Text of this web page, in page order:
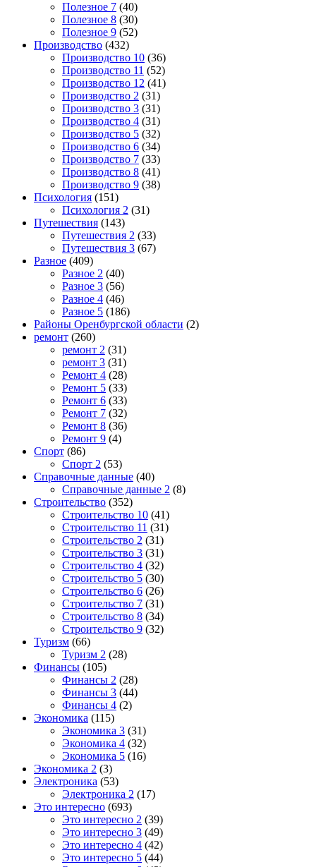
Полезное 7 (40)
Полезное 8 (30)
Полезное 9 (52)
Производство (432)
Производство 10 (36)
Производство 11 (52)
Производство 12 (41)
Производство 2 (31)
Производство 3 (31)
Производство 4 (31)
Производство 5 (32)
Производство 6 (34)
Производство 7 (33)
Производство 8 (41)
Производство 9 (38)
Психология (151)
Психология 2 (31)
Путешествия (143)
Путешествия 2 (33)
Путешествия 3 (67)
Разное (409)
Разное 2 (40)
Разное 3 (56)
Разное 4 (46)
Разное 5 (186)
Районы Оренбургской области (2)
ремонт (260)
ремонт 2 (31)
ремонт 3 (31)
Ремонт 4 (28)
Ремонт 5 (33)
Ремонт 6 (33)
Ремонт 7 (32)
Ремонт 8 (36)
Ремонт 9 (4)
Спорт (86)
Спорт 2 (53)
Справочные данные (40)
Справочные данные 2 (8)
Строительство (352)
Строительство 10 (41)
Строительство 11 (31)
Строительство 2 (31)
Строительство 3 (31)
Строительство 4 (32)
Строительство 5 (30)
Строительство 6 (26)
Строительство 7 (31)
Строительство 8 (34)
Строительство 9 (32)
Туризм (66)
Туризм 2 (28)
Финансы (105)
Финансы 2 (28)
Финансы 3 (44)
Финансы 4 (2)
Экономика (115)
Экономика 3 (31)
Экономика 4 (32)
Экономика 5 (16)
Экономика 2 (3)
Электроника (53)
Электроника 2 (17)
Это интересно (693)
Это интересно 2 (39)
Это интересно 3 (49)
Это интересно 4 (42)
Это интересно 5 (44)